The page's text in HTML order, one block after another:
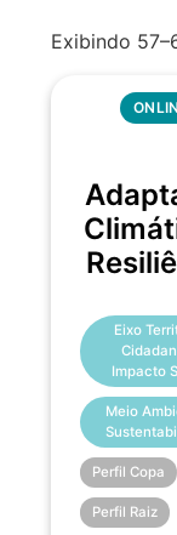
Exibindo
Eixo
Impacto
Meio
Perfil Copa
Perfil Raiz